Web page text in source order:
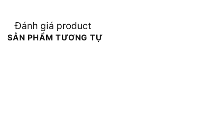
Đánh giá product
SẢN PHẨM TƯƠNG TỰ